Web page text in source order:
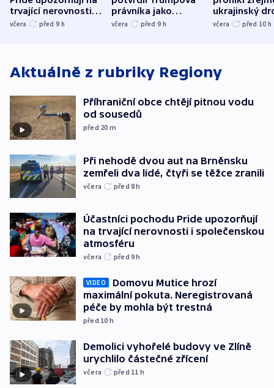
trvající nerovnosti i
společenskou
včera před 9 h
právníka jako
ministra
včera před 9 h
ukrajinský
explodoval
včera před 10 h
Aktuálně z rubriky Regiony
Příhraniční obce chtějí pitnou vodu
od sousedů
před 20 m
Při nehodě dvou aut na Brněnsku
zemřeli dva lidé, čtyři se těžce zranili
včera před 8h
Účastníci pochodu Pride upozorňují
na trvající nerovnosti i společenskou
atmosféru
včera před 9h
VIDEO
Domovu Mutice hrozí
maximální pokuta. Neregistrovaná
péče by mohla být trestná
před 10 h
Demolici vyhořelé budovy ve Zlíně
urychlilo částečné zřícení
včera před 11 h